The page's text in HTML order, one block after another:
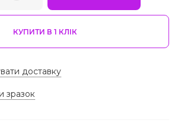
КУПИТИ В 1 КЛIК
доставку
зразок